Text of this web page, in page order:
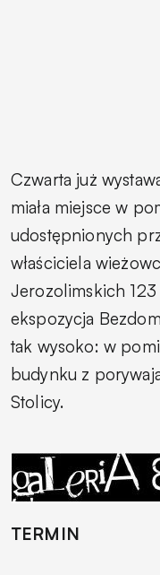
Czwarta już
miała miejsce w
udostępnionych
właściciela
Jerozolimskich
ekspozycja
tak wysoko: w
budynku z
Stolicy.
TERMIN